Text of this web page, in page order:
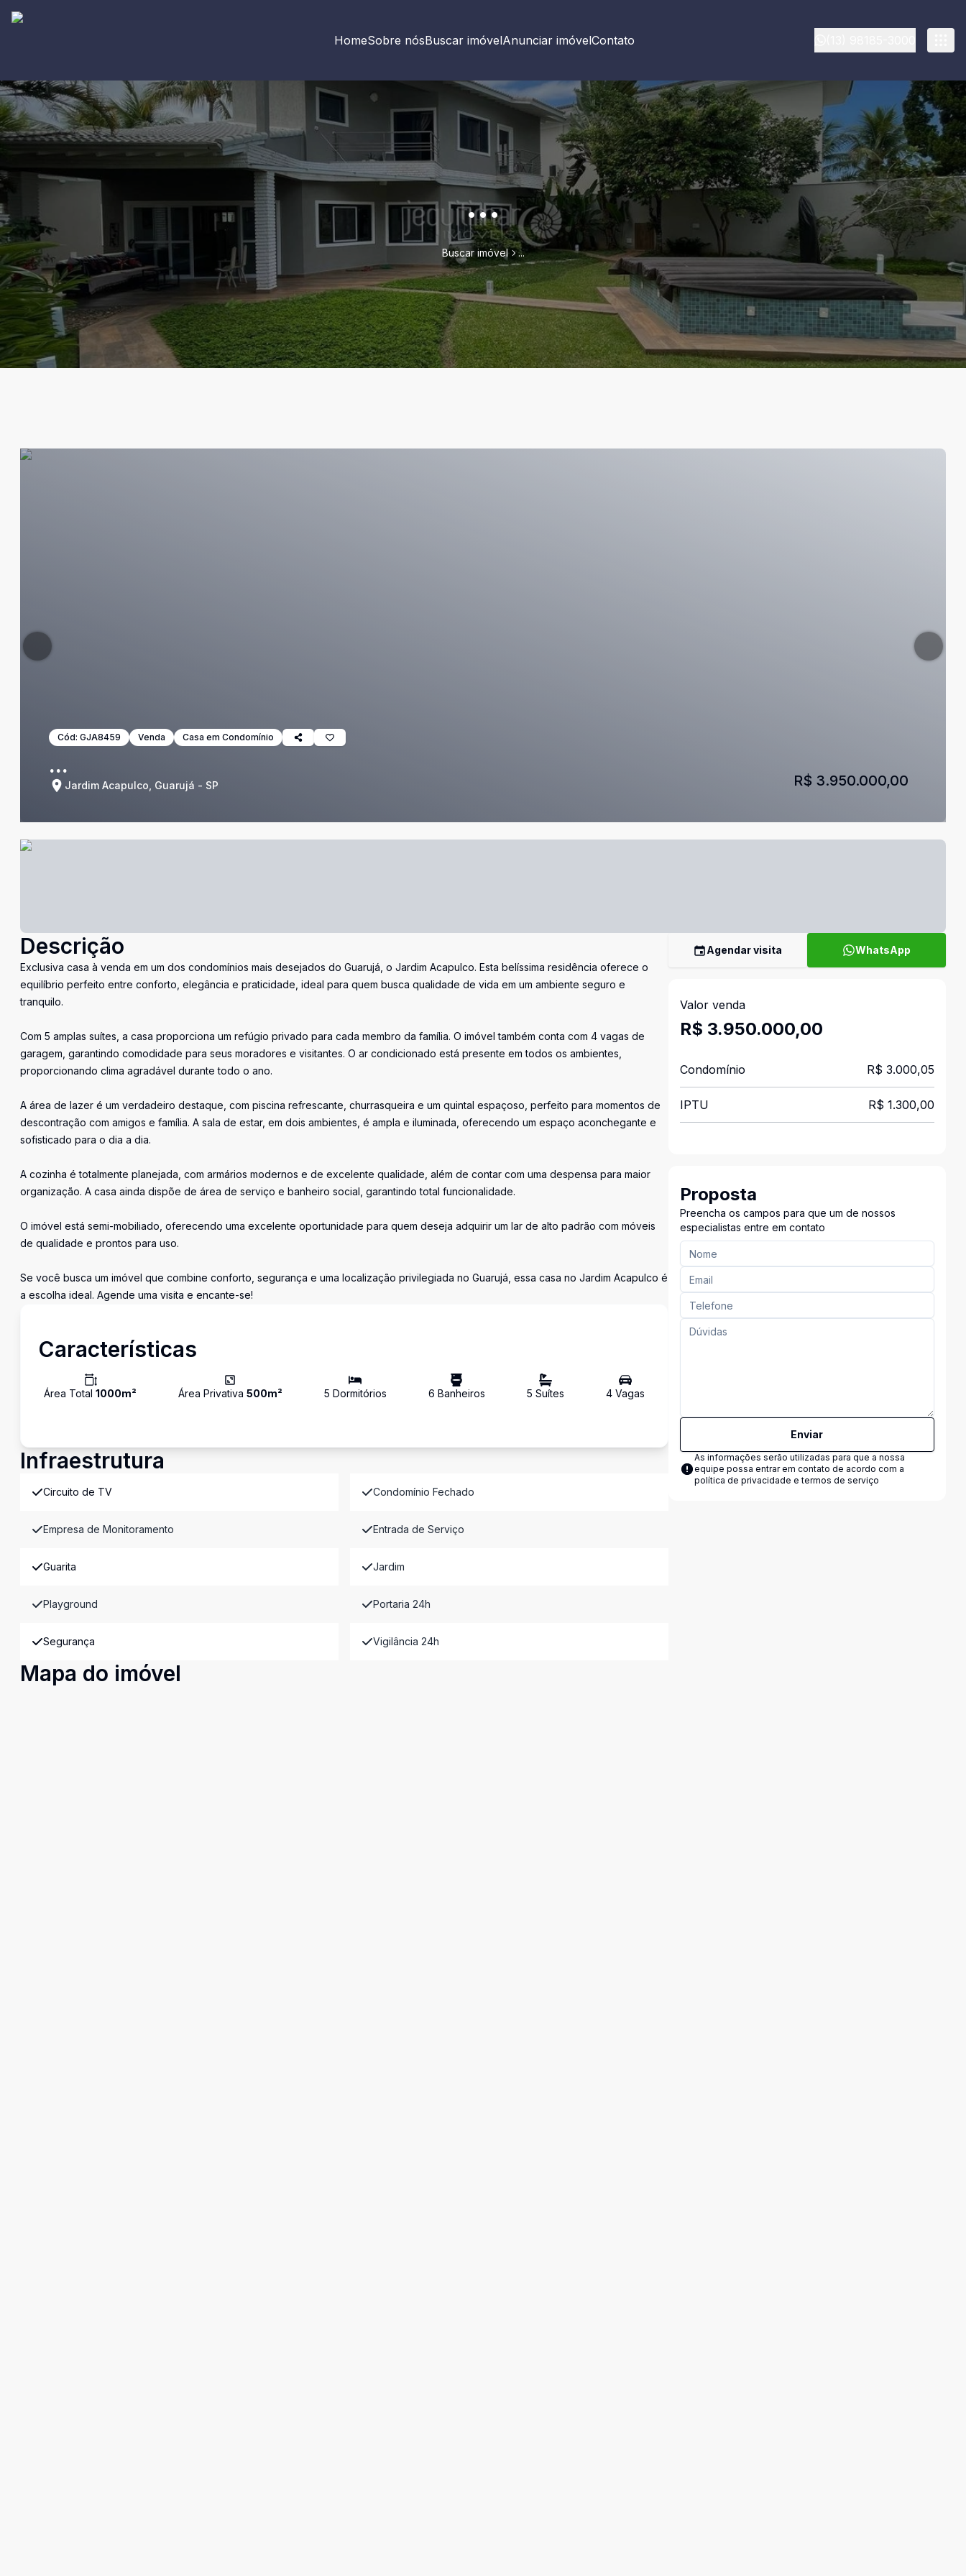
HomeSobre nósBuscar imóvelAnunciar imóvelContato
...
Buscar imóvel ...
Cód: GJA8459 Venda Casa em Condomínio
...
Jardim Acapulco, Guarujá - SP R$ 3.950.000,00
Descrição
Exclusiva casa à venda em um dos condomínios mais desejados do Guarujá, o Jardim Acapulco. Esta belíssima residência oferece o
equilíbrio perfeito entre conforto, elegância e praticidade, ideal para quem busca qualidade de vida em um ambiente seguro e
tranquilo.
Com 5 amplas suítes, a casa proporciona um refúgio privado para cada membro da família. O imóvel também conta com 4 vagas de
garagem, garantindo comodidade para seus moradores e visitantes. O ar condicionado está presente em todos os ambientes,
proporcionando clima agradável durante todo o ano.
A área de lazer é um verdadeiro destaque, com piscina refrescante, churrasqueira e um quintal espaçoso, perfeito para momentos de
descontração com amigos e família. A sala de estar, em dois ambientes, é ampla e iluminada, oferecendo um espaço aconchegante e
sofisticado para o dia a dia.
A cozinha é totalmente planejada, com armários modernos e de excelente qualidade, além de contar com uma despensa para maior
organização. A casa ainda dispõe de área de serviço e banheiro social, garantindo total funcionalidade.
O imóvel está semi-mobiliado, oferecendo uma excelente oportunidade para quem deseja adquirir um lar de alto padrão com móveis
de qualidade e prontos para uso.
Se você busca um imóvel que combine conforto, segurança e uma localização privilegiada no Guarujá, essa casa no Jardim Acapulco é
a escolha ideal. Agende uma visita e encante-se!
Características
Área Total 1000m² Área Privativa 500m² 5 Dormitórios 6 Banheiros 5 Suítes 4Vagas
Infraestrutura
Circuito de TV Condomínio Fechado
Empresa de Monitoramento Entrada de Serviço
Guarita Jardim
Playground Portaria 24h
Segurança Vigilância 24h
Mapa do imóvel
Agendar visita WhatsApp
Valor venda
R$ 3.950.000,00
Condomínio R$ 3.000,05
IPTU R$ 1.300,00
Proposta
Preencha os campos para que um de nossos
especialistas entre em contato
Enviar
As informações serão utilizadas para que a nossa
equipe possa entrar em contato de acordo com a
política de privacidade e termos de serviço